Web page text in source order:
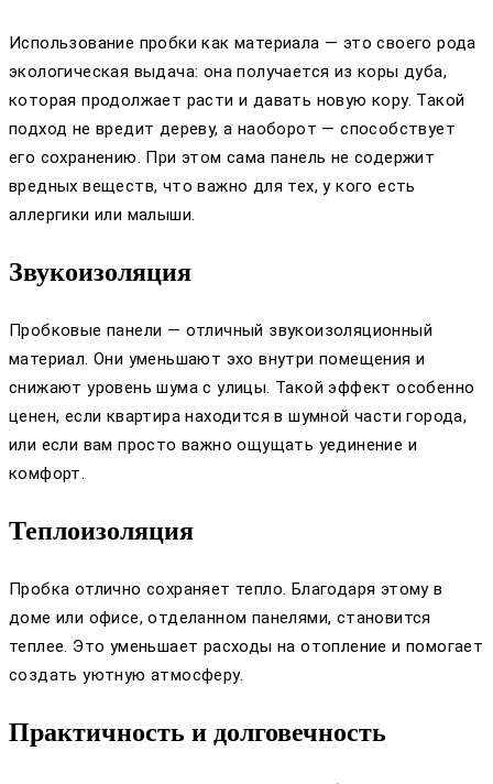
Использование пробки как материала — это своего рода
экологическая выдача: она получается из коры дуба,
которая продолжает расти и давать новую кору. Такой
подход не вредит дереву, а наоборот — способствует
его сохранению. При этом сама панель не содержит
вредных веществ, что важно для тех, у кого есть
аллергики или малыши.
Звукоизоляция
Пробковые панели — отличный звукоизоляционный
материал. Они уменьшают эхо внутри помещения и
снижают уровень шума с улицы. Такой эффект особенно
ценен, если квартира находится в шумной части города,
или если вам просто важно ощущать уединение и
комфорт.
Теплоизоляция
Пробка отлично сохраняет тепло. Благодаря этому в
доме или офисе, отделанном панелями, становится
теплее. Это уменьшает расходы на отопление и помогает
создать уютную атмосферу.
Практичность и долговечность